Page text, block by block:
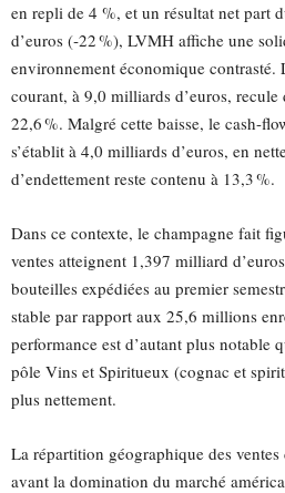
en repli de 4 %, et un résultat net part
d’euros (‑22 %), LVMH affiche une
environnement économique contrasté.
courant, à 9,0 milliards d’euros,
22,6 %. Malgré cette baisse, le cash-
s’établit à 4,0 milliards d’euros, en
d’endettement reste contenu à 13,3 %.
Dans ce contexte, le champagne fait
ventes atteignent 1,397 milliard
bouteilles expédiées au premier
stable par rapport aux 25,6 millions
performance est d’autant plus notable
pôle Vins et Spiritueux (cognac et
plus nettement.
La répartition géographique des
avant la domination du marché